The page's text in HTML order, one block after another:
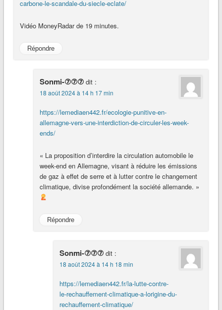
carbone-le-scandale-du-siecle-eclate/
Vidéo MoneyRadar de 19 minutes.
Répondre
Sonmi-⑦⑦⑦ dit :
18 août 2024 à 14 h 17 min
https://lemediaen442.fr/ecologie-punitive-en-
allemagne-vers-une-interdiction-de-circuler-les-week-
ends/
« La proposition d’interdire la circulation automobile le
week-end en Allemagne, visant à réduire les émissions
de gaz à effet de serre et à lutter contre le changement
climatique, divise profondément la société allemande. »
Répondre
Sonmi-⑦⑦⑦ dit :
18 août 2024 à 14 h 18 min
https://lemediaen442.fr/la-lutte-contre-
le-rechauffement-climatique-a-lorigine-du-
rechauffement-climatique/